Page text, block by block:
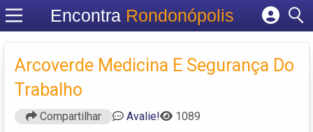
Encontra Rondonópolis
Cadastrar empresa
Criar conta
Arcoverde Medicina E Segurança Do
Trabalho
Compartilhar Avalie! 1089